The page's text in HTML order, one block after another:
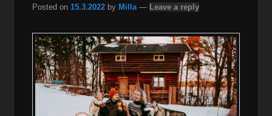
Posted on 15.3.2022 by Milla — Leave a reply